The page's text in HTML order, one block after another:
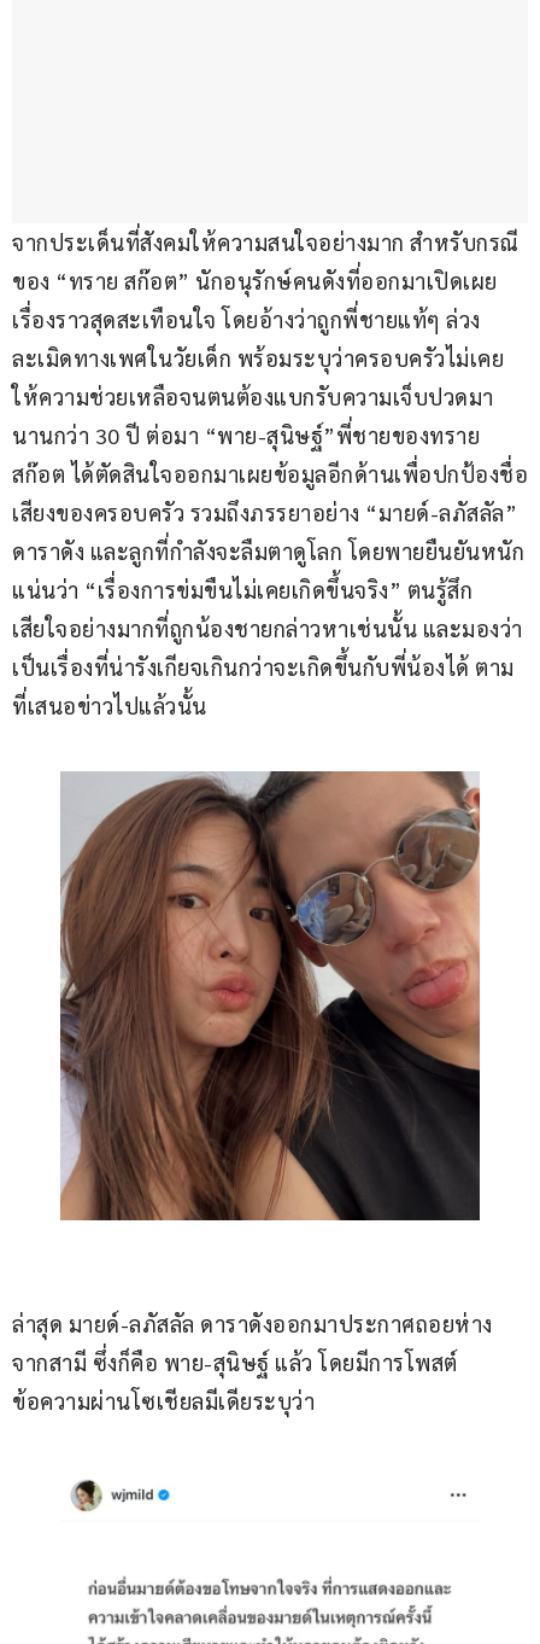
จากประเด็นที่สังคมให้ความสนใจอย่างมาก สำหรับกรณี
ของ “ทราย สก๊อต” นักอนุรักษ์คนดังที่ออกมาเปิดเผย
เรื่องราวสุดสะเทือนใจ โดยอ้างว่าถูกพี่ชายแท้ๆ ล่วง
ละเมิดทางเพศในวัยเด็ก พร้อมระบุว่าครอบครัวไม่เคย
ให้ความช่วยเหลือจนตนต้องแบกรับความเจ็บปวดมา
นานกว่า 30 ปี ต่อมา “พาย-สุนิษฐ์”พี่ชายของทราย
สก๊อต ได้ตัดสินใจออกมาเผยข้อมูลอีกด้านเพื่อปกป้องชื่อ
เสียงของครอบครัว รวมถึงภรรยาอย่าง “มายด์-ลภัสลัล”
ดาราดัง และลูกที่กำลังจะลืมตาดูโลก โดยพายยืนยันหนัก
แน่นว่า “เรื่องการข่มขืนไม่เคยเกิดขึ้นจริง” ตนรู้สึก
เสียใจอย่างมากที่ถูกน้องชายกล่าวหาเช่นนั้น และมองว่า
เป็นเรื่องที่น่ารังเกียจเกินกว่าจะเกิดขึ้นกับพี่น้องได้ ตาม
ที่เสนอข่าวไปแล้วนั้น
ล่าสุด มายด์-ลภัสลัล ดาราดังออกมาประกาศถอยห่าง
จากสามี ซึ่งก็คือ พาย-สุนิษฐ์ แล้ว โดยมีการโพสต์
ข้อความผ่านโซเชียลมีเดียระบุว่า